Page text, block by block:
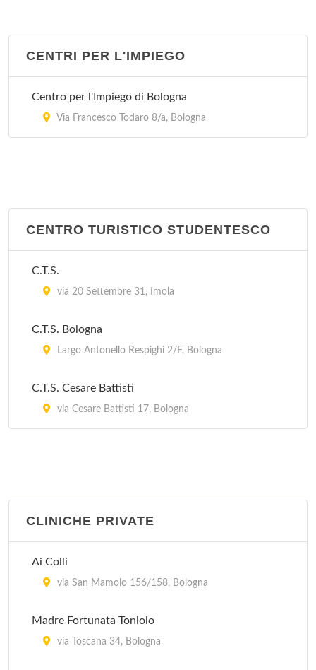
via Cipriani 25, Bologna
CENTRI PER L'IMPIEGO
Centro per l'Impiego di Bologna
Via Francesco Todaro 8/a, Bologna
CENTRO TURISTICO STUDENTESCO
C.T.S.
via 20 Settembre 31, Imola
C.T.S. Bologna
Largo Antonello Respighi 2/F, Bologna
C.T.S. Cesare Battisti
via Cesare Battisti 17, Bologna
CLINICHE PRIVATE
Ai Colli
via San Mamolo 156/158, Bologna
Madre Fortunata Toniolo
via Toscana 34, Bologna